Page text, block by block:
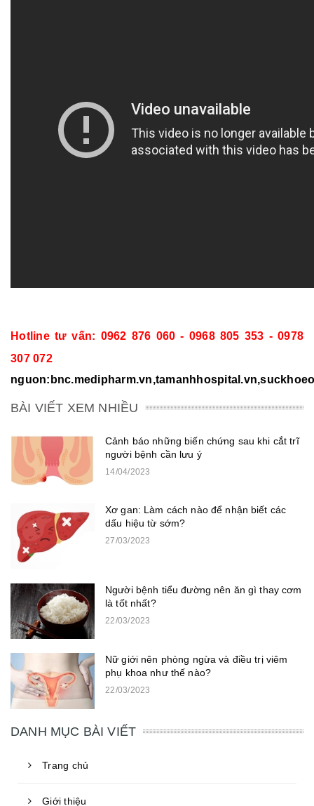
Hotline tư vấn: 0962 876 060 - 0968 805 353 - 0978
307 072
BÀI VIẾT XEM NHIỀU
Cảnh báo những biến chứng sau khi cắt trĩ
người bệnh cần lưu ý
14/04/2023
Xơ gan: Làm cách nào để nhận biết các
dấu hiệu từ sớm?
27/03/2023
Người bệnh tiểu đường nên ăn gì thay cơm
là tốt nhất?
22/03/2023
Nữ giới nên phòng ngừa và điều trị viêm
phụ khoa như thế nào?
22/03/2023
DANH MỤC BÀI VIẾT
Trang chủ
Giới thiệu